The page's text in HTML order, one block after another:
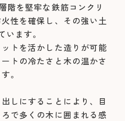
階を堅牢な鉄筋コンクリ
性を確保し、その強い土
ます。
トを活かした造りが可能
トの冷たさと木の温かさ
。
しにすることにより、目
で多くの木に囲まれる感